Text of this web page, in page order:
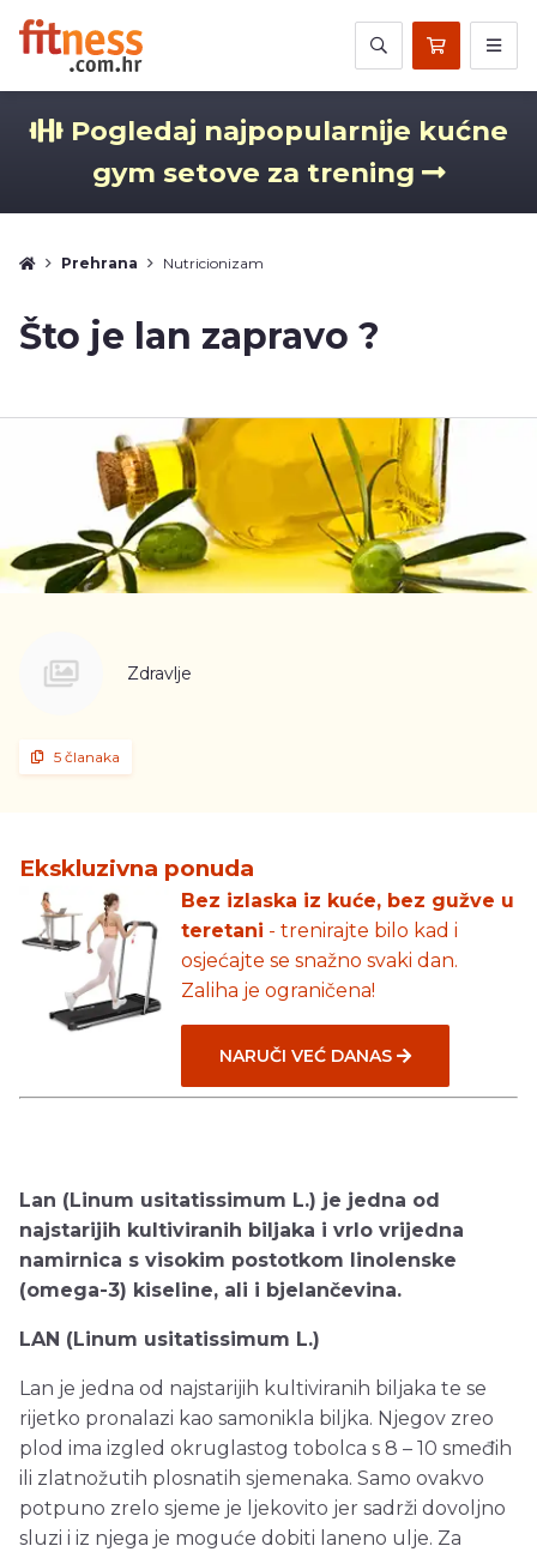
Pogledaj najpopularnije kućne
gym setove za trening
Prehrana Nutricionizam
Što je lan zapravo ?
Zdravlje
5 članaka
Ekskluzivna ponuda
Bez izlaska iz kuće, bez gužve u
teretani - trenirajte bilo kad i
osjećajte se snažno svaki dan.
Zaliha je ograničena!
NARUČI VEĆ DANAS
Lan (Linum usitatissimum L.) je jedna od
najstarijih kultiviranih biljaka i vrlo vrijedna
namirnica s visokim postotkom linolenske
(omega-3) kiseline, ali i bjelančevina.
LAN (Linum usitatissimum L.)
Lan je jedna od najstarijih kultiviranih biljaka te se
rijetko pronalazi kao samonikla biljka. Njegov zreo
plod ima izgled okruglastog tobolca s 8 – 10 smeđih
ili zlatnožutih plosnatih sjemenaka. Samo ovakvo
potpuno zrelo sjeme je ljekovito jer sadrži dovoljno
sluzi i iz njega je moguće dobiti laneno ulje. Za